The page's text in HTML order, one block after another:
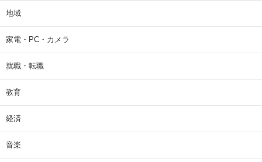
地域
家電・PC・カメラ
就職・転職
教育
経済
音楽